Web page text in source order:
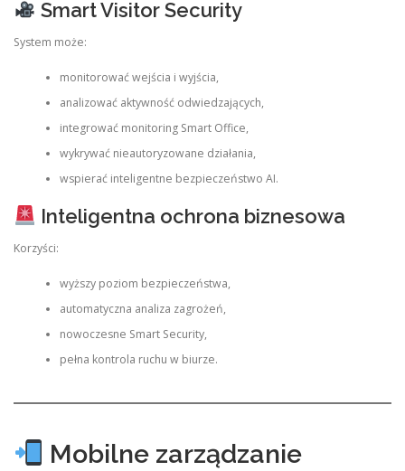
Smart Visitor Security
System może:
monitorować wejścia i wyjścia,
analizować aktywność odwiedzających,
integrować monitoring Smart Office,
wykrywać nieautoryzowane działania,
wspierać inteligentne bezpieczeństwo AI.
Inteligentna ochrona biznesowa
Korzyści:
wyższy poziom bezpieczeństwa,
automatyczna analiza zagrożeń,
nowoczesne Smart Security,
pełna kontrola ruchu w biurze.
Mobilne zarządzanie